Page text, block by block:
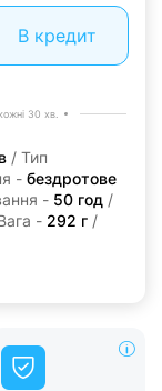
В кредит
30 хв.
/ Тип
- бездротове
- 50 год /
- 292 г /